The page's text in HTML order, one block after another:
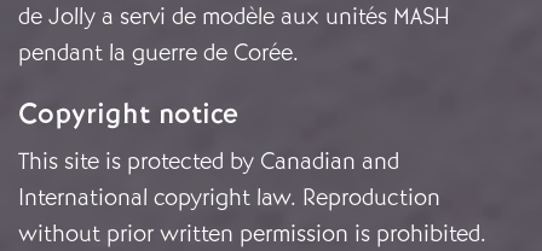
de Jolly a servi de modèle aux unités MASH
pendant la guerre de Corée.
Copyright notice
This site is protected by Canadian and
International copyright law. Reproduction
without prior written permission is prohibited.